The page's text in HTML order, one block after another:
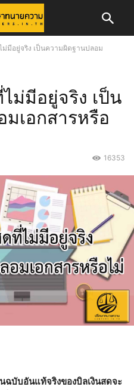
ม่มีอยู่จริง เป็นความผิดฐานปลอม
ม่มีอยู่จริง เป็น
เอกสารหรือ
16353
ฉบับอันแท้จริงของบิลเงินสดจะ